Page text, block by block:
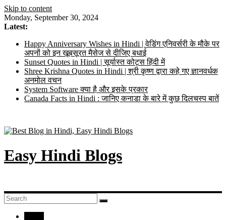
Skip to content
Monday, September 30, 2024
Latest:
Happy Anniversary Wishes in Hindi | वेडिंग एनिवर्सरी के मौके पर
अपनों को इन खूबसूरत मैसेज से दीजिए बधाई
Sunset Quotes in Hindi | सूर्यास्त कोट्स हिंदी में
Shree Krishna Quotes in Hindi | श्री कृष्ण द्वारा कहे गए ज्ञानवर्धक
अनमोल वचन
System Software क्या है और इसके प्रकार
Canada Facts in Hindi : जानिए कनाडा के बारे में कुछ दिलचस्प बातें
Easy Hindi Blogs